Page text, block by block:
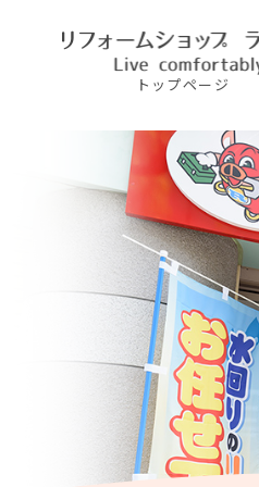
トップページ